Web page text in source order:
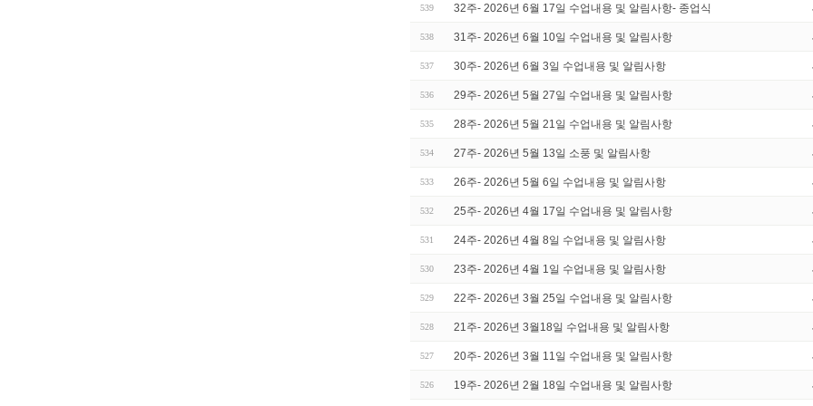
539 32주- 2026년 6월 17일 수업내용 및 알림사항- 종업식
538 31주- 2026년 6월 10일 수업내용 및 알림사항
537 30주- 2026년 6월 3일 수업내용 및 알림사항
536 29주- 2026년 5월 27일 수업내용 및 알림사항
535 28주- 2026년 5월 21일 수업내용 및 알림사항
534 27주- 2026년 5월 13일 소풍 및 알림사항
533 26주- 2026년 5월 6일 수업내용 및 알림사항
532 25주- 2026년 4월 17일 수업내용 및 알림사항
531 24주- 2026년 4월 8일 수업내용 및 알림사항
530 23주- 2026년 4월 1일 수업내용 및 알림사항
529 22주- 2026년 3월 25일 수업내용 및 알림사항
528 21주- 2026년 3월18일 수업내용 및 알림사항
527 20주- 2026년 3월 11일 수업내용 및 알림사항
526 19주- 2026년 2월 18일 수업내용 및 알림사항